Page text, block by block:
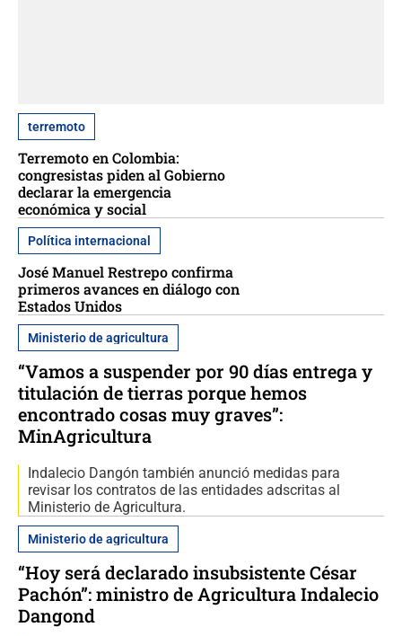
terremoto
Terremoto en Colombia:
congresistas piden al Gobierno
declarar la emergencia
económica y social
Política internacional
José Manuel Restrepo confirma
primeros avances en diálogo con
Estados Unidos
Ministerio de agricultura
“Vamos a suspender por 90 días entrega y
titulación de tierras porque hemos
encontrado cosas muy graves”:
MinAgricultura
Indalecio Dangón también anunció medidas para
revisar los contratos de las entidades adscritas al
Ministerio de Agricultura.
Ministerio de agricultura
“Hoy será declarado insubsistente César
Pachón”: ministro de Agricultura Indalecio
Dangond